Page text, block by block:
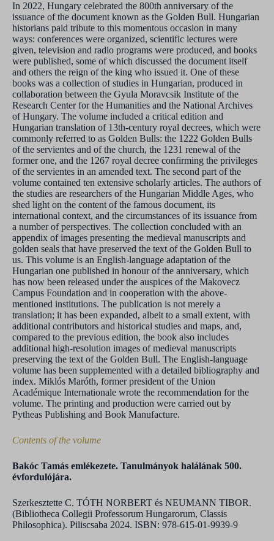
In 2022, Hungary celebrated the 800th anniversary of the
issuance of the document known as the Golden Bull. Hungarian
historians paid tribute to this momentous occasion in many
ways: conferences were organized, scientific lectures were
given, television and radio programs were produced, and books
were published, some of which discussed the document itself
and others the reign of the king who issued it. One of these
books was a collection of studies in Hungarian, produced in
collaboration between the Gyula Moravcsik Institute of the
Research Center for the Humanities and the National Archives
of Hungary. The volume included a critical edition and
Hungarian translation of 13th-century royal decrees, which were
commonly referred to as Golden Bulls: the 1222 Golden Bulls
of the servientes and of the church, the 1231 renewal of the
former one, and the 1267 royal decree confirming the privileges
of the servientes in an amended text. The second part of the
volume contained ten extensive scholarly articles. The authors of
the studies are researchers of the Hungarian Middle Ages, who
shed light on the content of the famous document, its
international context, and the circumstances of its issuance from
a number of perspectives. The collection concluded with an
appendix of images presenting the medieval manuscripts and
golden seals that have preserved the text of the Golden Bull to
us. This volume is an English-language adaptation of the
Hungarian one published in honour of the anniversary, which
has now been released under the auspices of the Makovecz
Campus Foundation and in cooperation with the above-
mentioned institutions. The publication is not merely a
translation; it has been expanded, albeit to a small extent, with
additional contributors and historical studies and maps, and,
compared to the previous edition, the book also includes
additional high-resolution images of medieval manuscripts
preserving the text of the Golden Bull. The English-language
volume has been supplemented with a detailed bibliography and
index. Miklós Maróth, former president of the Union
Académique Internationale wrote the recommendation for the
volume. The printing and production were carried out by
Pytheas Publishing and Book Manufacture.
Contents of the volume
Bakóc Tamás emlékezete. Tanulmányok halálának 500.
évfordulójára.
Szerkesztette C. TÓTH NORBERT és NEUMANN TIBOR.
(Bibliotheca Collegii Professorum Hungarorum, Classis
Philosophica). Piliscsaba 2024. ISBN: 978-615-01-9939-9